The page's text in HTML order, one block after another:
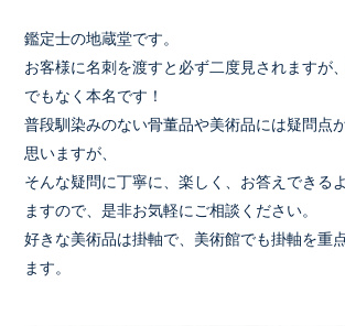
鑑定士の地蔵堂です。
お客様に名刺を渡すと必ず二度見されますが
でもなく本名です！
普段馴染みのない骨董品や美術品には疑問点
思いますが、
そんな疑問に丁寧に、楽しく、お答えできる
ますので、是非お気軽にご相談ください。
好きな美術品は掛軸で、美術館でも掛軸を重
ます。